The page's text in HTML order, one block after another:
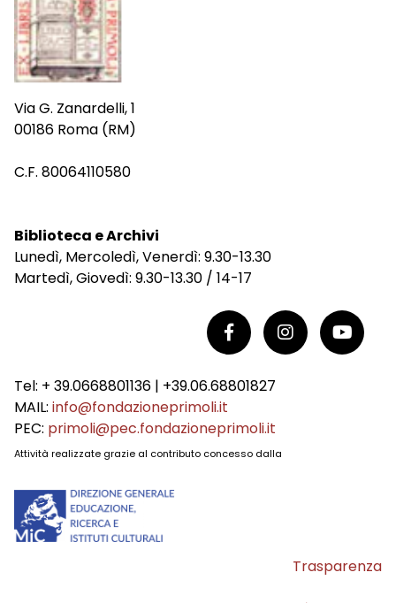
Via G. Zanardelli, 1
00186 Roma (RM)
C.F. 80064110580
Biblioteca e Archivi
Lunedì, Mercoledì, Venerdì: 9.30-13.30
Martedì, Giovedì: 9.30-13.30 / 14-17
Tel: + 39.0668801136 | +39.06.68801827
MAIL: info@fondazioneprimoli.it
PEC: primoli@pec.fondazioneprimoli.it
Attività realizzate grazie al contributo concesso dalla
Trasparenza